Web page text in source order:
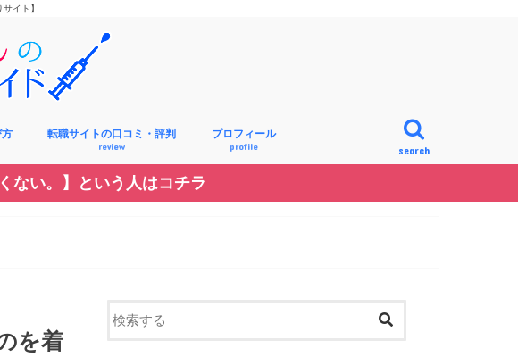
イト】
search
転職サイトの口コミ・評判
review
プロフィール
profile
ない。】という人はコチラ
を着